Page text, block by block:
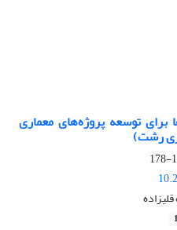
توسعه پروژه‌های معماری
رشت)